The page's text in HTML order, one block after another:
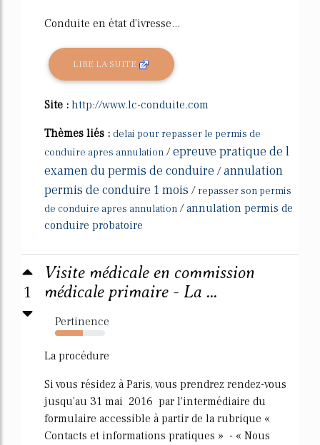
Conduite en état d'ivresse...
LIRE LA SUITE
Site : http://www.lc-conduite.com
Thèmes liés : delai pour repasser le permis de
conduire apres annulation /epreuve pratique de l
examen du permis de conduire /annulation
permis de conduire 1 mois / repasser son permis
de conduire apres annulation /annulation permis de
conduire probatoire
1
Visite médicale en commission
médicale primaire - La ...
Pertinence
56%
La procédure
Si vous résidez à Paris, vous prendrez rendez-vous
jusqu'au 31 mai 2016 par l'intermédiaire du
formulaire accessible à partir de la rubrique «
Contacts et informations pratiques » - « Nous